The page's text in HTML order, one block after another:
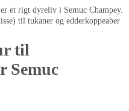
et rigt dyreliv i Semuc Champey.
til tukaner og edderkoppeaber
til
Semuc